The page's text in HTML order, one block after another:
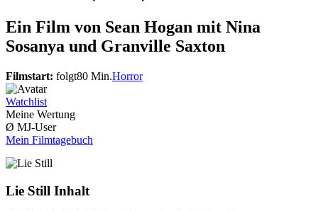
Ein Film von Sean Hogan mit Nina
Sosanya und Granville Saxton
Filmstart: folgt80 Min.Horror
Watchlist
Meine Wertung
Ø MJ-User
Mein Filmtagebuch
Lie Still Inhalt